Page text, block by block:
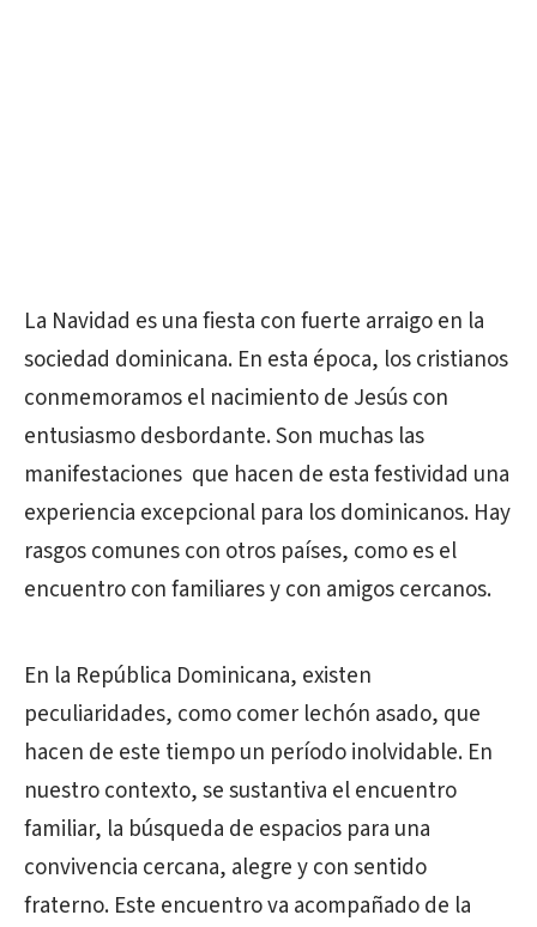
La Navidad es una fiesta con fuerte arraigo en la
sociedad dominicana. En esta época, los cristianos
conmemoramos el nacimiento de Jesús con
entusiasmo desbordante. Son muchas las
manifestaciones que hacen de esta festividad una
experiencia excepcional para los dominicanos. Hay
rasgos comunes con otros países, como es el
encuentro con familiares y con amigos cercanos.
En la República Dominicana, existen
peculiaridades, como comer lechón asado, que
hacen de este tiempo un período inolvidable. En
nuestro contexto, se sustantiva el encuentro
familiar, la búsqueda de espacios para una
convivencia cercana, alegre y con sentido
fraterno. Este encuentro va acompañado de la